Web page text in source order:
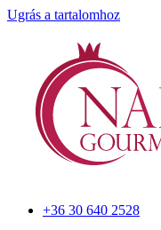
Ugrás a tartalomhoz
+36 30 640 2528